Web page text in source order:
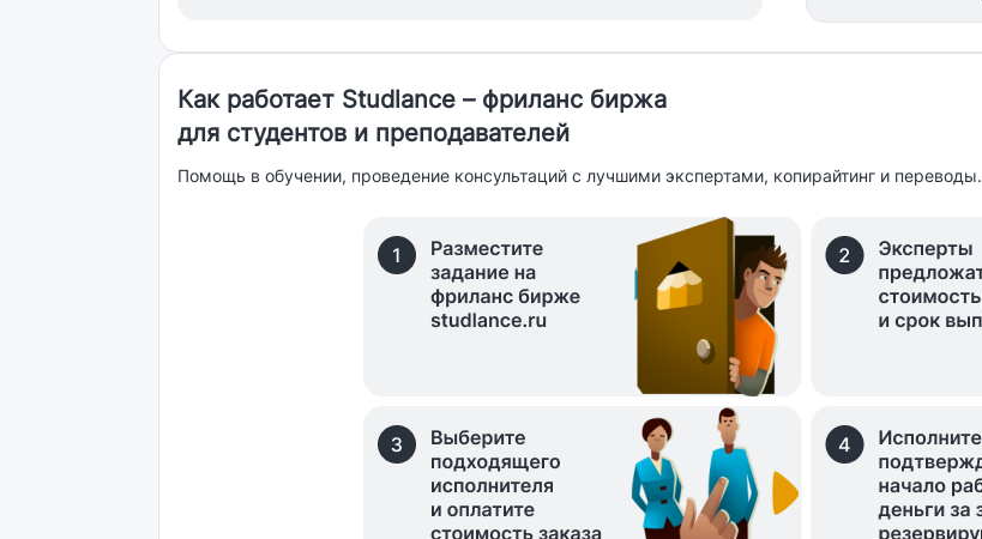
Как работает Studlance – фриланс биржа
для студентов и преподавателей
Помощь в обучении, проведение консультаций с лучшими экспертами, копирайтинг и переводы.